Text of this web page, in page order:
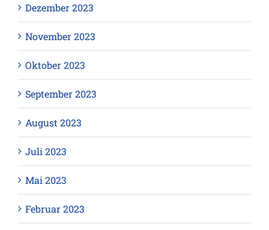
Dezember 2023
November 2023
Oktober 2023
September 2023
August 2023
Juli 2023
Mai 2023
Februar 2023